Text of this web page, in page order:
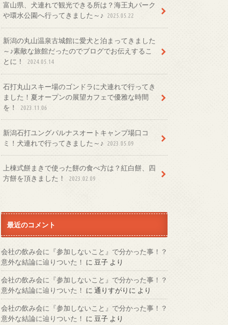
富山県、犬連れで観光できる所は？海王丸パーク
や環水公園へ行ってきました～♪
2025.05.22
新潟の丸山温泉古城館に愛犬と泊まってきました
～♪素敵な旅館だったのでブログでお伝えするこ
とに！
2024.05.14
石打丸山スキー場のゴンドラに犬連れで行ってき
ました！夏オープンの展望カフェで優雅な時間
を！
2023.11.06
新潟石打ユングパルナスオートキャンプ場口コ
ミ！犬連れで行ってきました～♪
2023.05.09
上棟式餅まきで使った餅の食べ方は？紅白餅、四
方餅を頂きました！
2023.02.09
最近のコメント
会社の飲み会に『参加しないこと』で分かった事！？
意外な結論に辿りついた！ に 豆子 より
会社の飲み会に『参加しないこと』で分かった事！？
意外な結論に辿りついた！ に 通りすがりに より
会社の飲み会に『参加しないこと』で分かった事！？
意外な結論に辿りついた！ に 豆子 より